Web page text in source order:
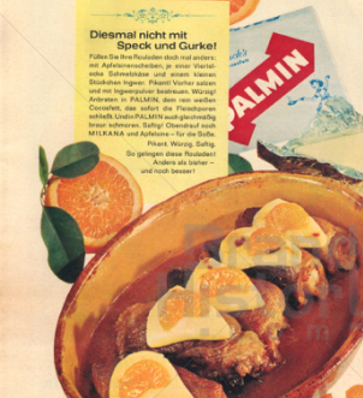
PALMIN Peter Kölln KGaA